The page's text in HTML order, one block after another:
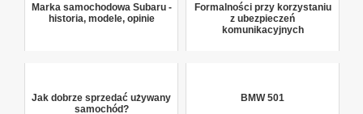
Marka samochodowa Subaru -
historia, modele, opinie
Formalności przy korzystaniu
z ubezpieczeń
komunikacyjnych
Jak dobrze sprzedać używany
samochód?
BMW 501